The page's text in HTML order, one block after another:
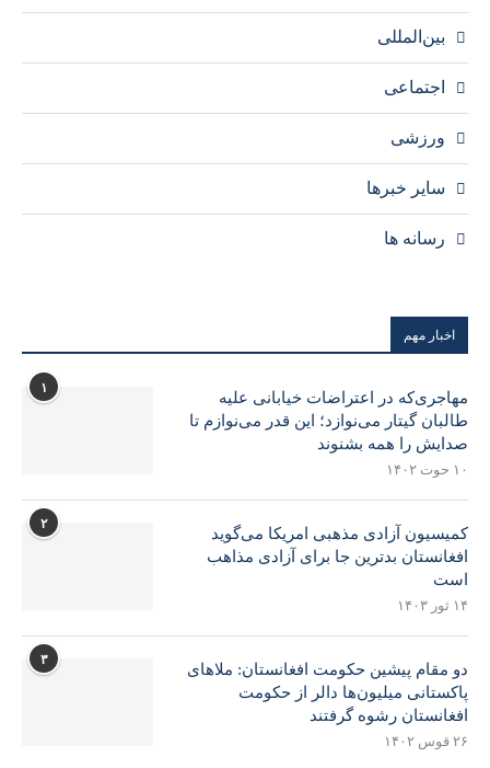
بین‌المللی
اجتماعی
ورزشی
سایر خبرها
رسانه ها
اخبار مهم
۱
مهاجری‌که در اعتراضات خیابانی علیه
طالبان گیتار می‌نوازد؛ این قدر می‌نوازم تا
صدایش را همه بشنوند
۱۰ حوت ۱۴۰۲
۲
کمیسیون آزادی مذهبی امریکا می‌گوید
افغانستان بدترین جا برای آزادی مذاهب
است
۱۴ ثور ۱۴۰۳
۳
دو مقام پیشین حکومت افغانستان: ملاهای
پاکستانی میلیون‌ها دالر از حکومت
افغانستان رشوه گرفتند
۲۶ قوس ۱۴۰۲